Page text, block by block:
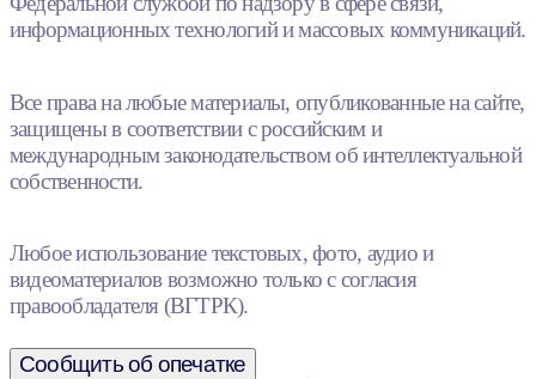
информационных технологий и массовых коммуникаций.
Все права на любые материалы, опубликованные на сайте,
защищены в соответствии с российским и
международным законодательством об интеллектуальной
собственности.
Любое использование текстовых, фото, аудио и
видеоматериалов возможно только с согласия
правообладателя (ВГТРК).
Сообщить об опечатке